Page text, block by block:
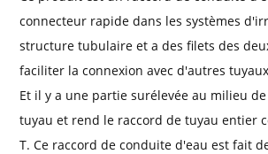
connecteur rapide dans les systèmes
structure tubulaire et a des filets des
faciliter la connexion avec d'autres
Et il y a une partie surélevée au milieu
tuyau et rend le raccord de tuyau entier
T. Ce raccord de conduite d'eau est fait